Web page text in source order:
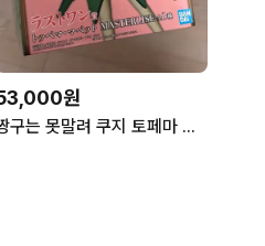
원
짱구는 못말려 쿠지 토페마 라스트원